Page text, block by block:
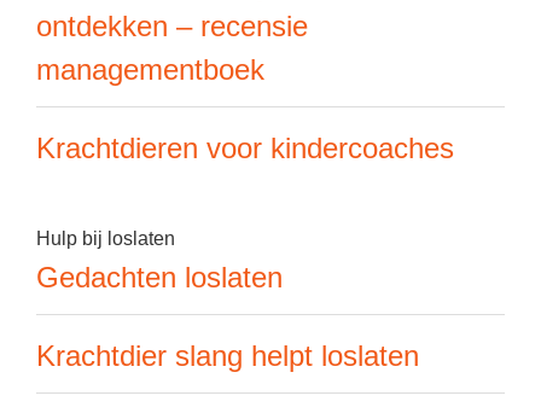
ontdekken – recensie
managementboek
Krachtdieren voor kindercoaches
Hulp bij loslaten
Gedachten loslaten
Krachtdier slang helpt loslaten